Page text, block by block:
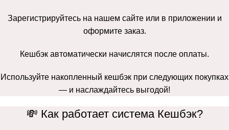
Зарегистрируйтесь на нашем сайте или в приложении и
оформите заказ.
Кешбэк автоматически начислятся после оплаты.
Используйте накопленный кешбэк при следующих покупках
— и наслаждайтесь выгодой!
💸 Как работает система Кешбэк?